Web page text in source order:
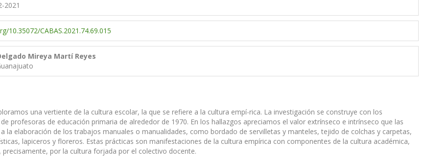
2021
10.35072/CABAS.2021.74.69.015
Mireya Martí Reyes
una vertiente de la cultura escolar, la que se refiere a la cultura empí-rica. La investigación se construye con los
profesoras de educación primaria de alrededor de 1970. En los hallazgos apreciamos el valor extrínseco e intrínseco que las
la elaboración de los trabajos manuales o manualidades, como bordado de servilletas y manteles, tejido de colchas y carpetas,
lapiceros y floreros. Estas prácticas son manifestaciones de la cultura empírica con componentes de la cultura académica,
precisamente, por la cultura forjada por el colectivo docente.